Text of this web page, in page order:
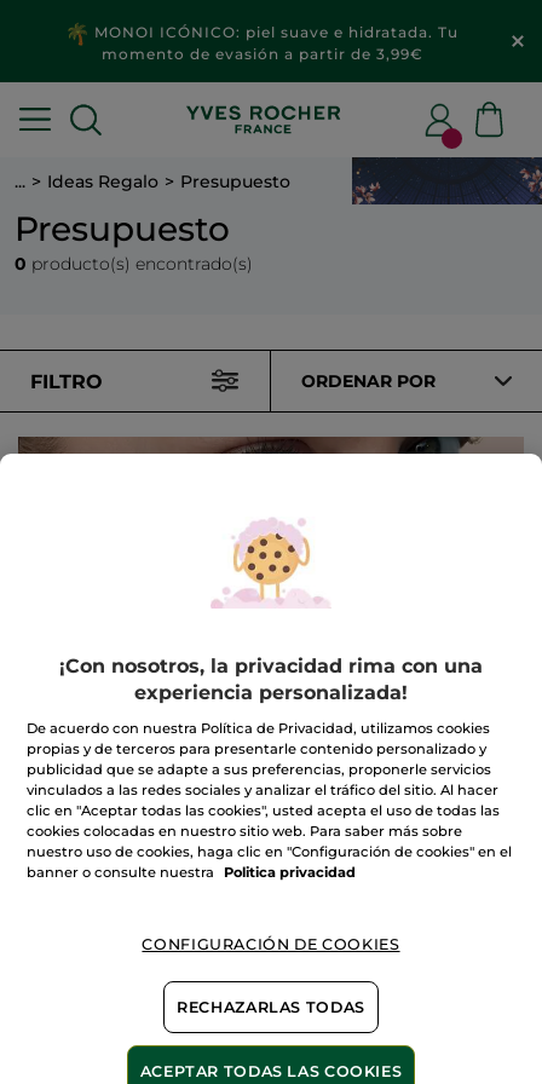
MONOI ICÓNICO: piel suave e hidratada. Tu
momento de evasión a partir de 3,99€
... Ideas Regalo Presupuesto
Presupuesto
0 producto(s) encontrado(s)
FILTRO ORDENAR POR
100%extractos
60 hectáreas de
¡Con nosotros, la privacidad rima con una
experiencia personalizada!
De acuerdo con nuestra Política de Privacidad, utilizamos cookies
propias y de terceros para presentarle contenido personalizado y
publicidad que se adapte a sus preferencias, proponerle servicios
vinculados a las redes sociales y analizar el tráfico del sitio. Al hacer
clic en "Aceptar todas las cookies", usted acepta el uso de todas las
cookies colocadas en nuestro sitio web. Para saber más sobre
nuestro uso de cookies, haga clic en "Configuración de cookies" en el
banner o consulte nuestra
Politica privacidad
CONFIGURACIÓN DE COOKIES
RECHAZARLAS TODAS
ACEPTAR TODAS LAS COOKIES